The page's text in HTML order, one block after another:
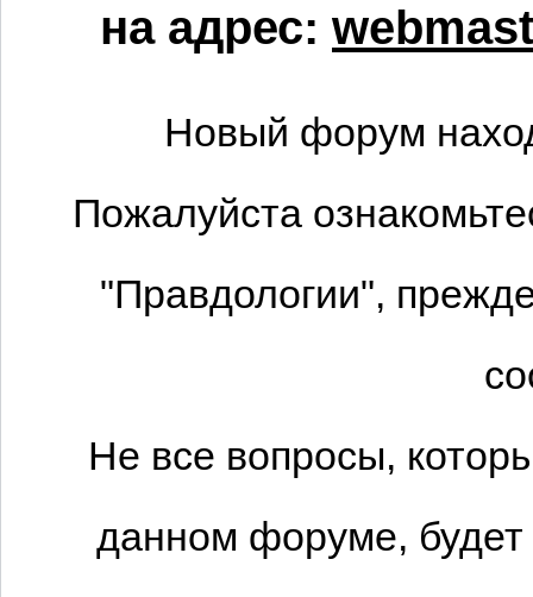
на адрес:
Новый форум
Пожалуйста
"Правдологии",
Не все вопросы,
данном форуме,